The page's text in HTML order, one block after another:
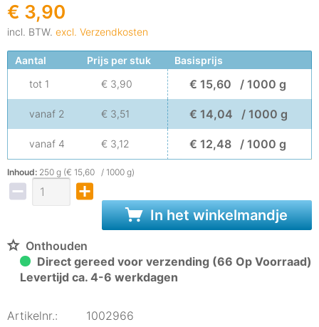
€ 3,90
incl. BTW. excl. Verzendkosten
Aantal Prijs per stuk
Basisprijs
tot 1 € 3,90 € 15,60 / 1000 g
vanaf 2 € 3,51 € 14,04 / 1000 g
vanaf 4 € 3,12 € 12,48 / 1000 g
Inhoud: 250 g (€ 15,60 / 1000 g)
In het winkelmandje
Onthouden
Direct gereed voor verzending (66 Op Voorraad)
Levertijd ca. 4-6 werkdagen
Artikelnr.:
1002966